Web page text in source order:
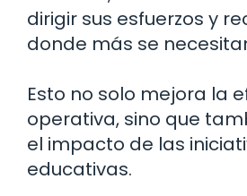
dirigir sus esfuerzos y
donde más se
Esto no solo mejora la
operativa, sino que
el impacto de las
educativas.